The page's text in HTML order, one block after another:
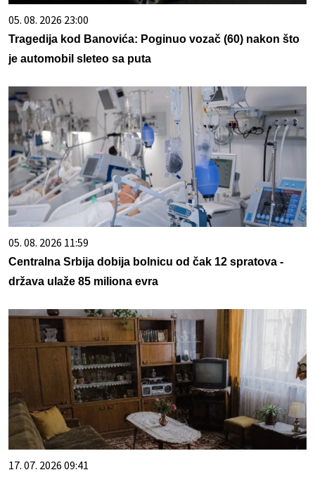
05. 08. 2026 23:00
Tragedija kod Banovića: Poginuo vozač (60) nakon što
je automobil sleteo sa puta
05. 08. 2026 11:59
Centralna Srbija dobija bolnicu od čak 12 spratova -
država ulaže 85 miliona evra
17. 07. 2026 09:41